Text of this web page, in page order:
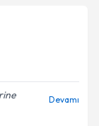
Devamı